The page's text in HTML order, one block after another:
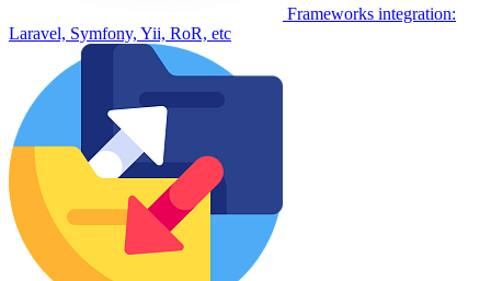
Frameworks integration:
Laravel, Symfony, Yii, RoR, etc